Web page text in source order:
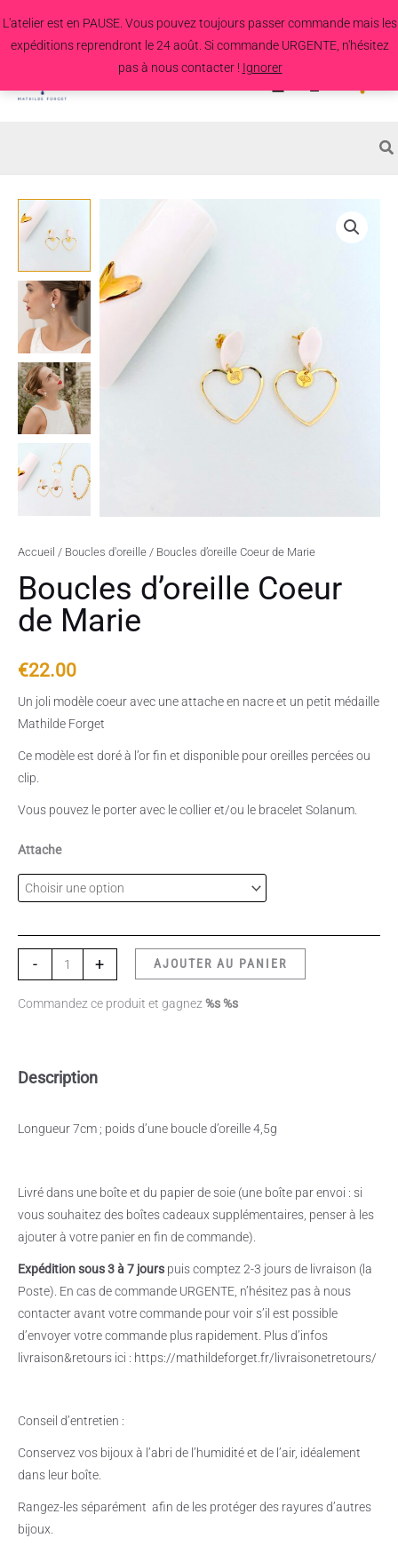
L'atelier est en PAUSE. Vous pouvez toujours passer commande mais les
expéditions reprendront le 24 août. Si commande URGENTE, n'hésitez
pas à nous contacter ! Ignorer
au
contenu
Accueil / Boucles d'oreille / Boucles d’oreille Coeur de Marie
Boucles d’oreille Coeur
de Marie
€22.00
Un joli modèle coeur avec une attache en nacre et un petit médaille
Mathilde Forget
Ce modèle est doré à l’or fin et disponible pour oreilles percées ou
clip.
Vous pouvez le porter avec le collier et/ou le bracelet Solanum.
Attache
-
quantité
de
Boucles
d'oreille
Coeur
de
Marie
+ AJOUTER AU PANIER
Commandez ce produit et gagnez %s %s
Description
Longueur 7cm ; poids d’une boucle d’oreille 4,5g
Livré dans une boîte et du papier de soie (une boîte par envoi : si
vous souhaitez des boîtes cadeaux supplémentaires, penser à les
ajouter à votre panier en fin de commande).
Expédition sous 3 à 7 jours puis comptez 2-3 jours de livraison (la
Poste). En cas de commande URGENTE, n’hésitez pas à nous
contacter avant votre commande pour voir s’il est possible
d’envoyer votre commande plus rapidement. Plus d’infos
livraison&retours ici : https://mathildeforget.fr/livraisonetretours/
Conseil d’entretien :
Conservez vos bijoux à l’abri de l’humidité et de l’air, idéalement
dans leur boîte.
Rangez-les séparément afin de les protéger des rayures d’autres
bijoux.